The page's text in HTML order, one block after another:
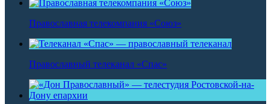
Православная телекомпания «Союз»
Православный телеканал «Спас»